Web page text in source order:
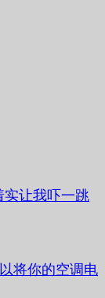
实让我吓一跳
将你的空调电